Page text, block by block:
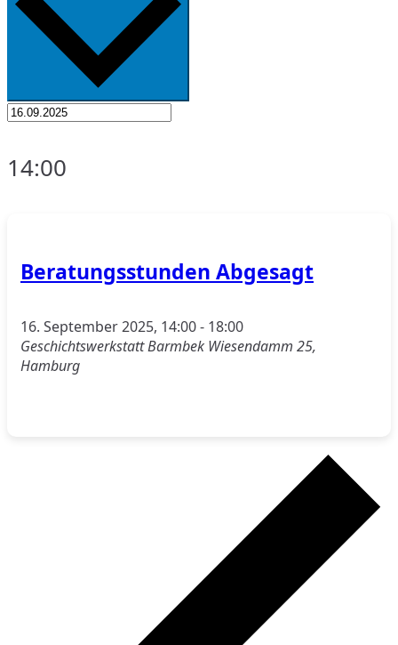
14:00
Beratungsstunden Abgesagt
16. September 2025, 14:00- 18:00
Geschichtswerkstatt Barmbek Wiesendamm 25,
Hamburg